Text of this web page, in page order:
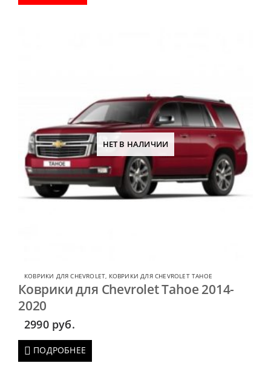
НЕТ В НАЛИЧИИ
КОВРИКИ ДЛЯ CHEVROLET, КОВРИКИ ДЛЯ CHEVROLET TAHOE
Коврики для Chevrolet Tahoe 2014-
2020
2990 руб.
ПОДРОБНЕЕ